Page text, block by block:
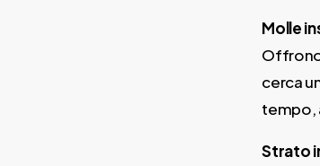
Molle
cerca
tempo,
Strato